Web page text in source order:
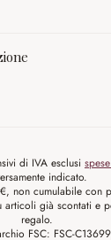
di IVA esclusi
indicato.
non cumulabile con
già scontati e
regalo.
FSC: FSC-